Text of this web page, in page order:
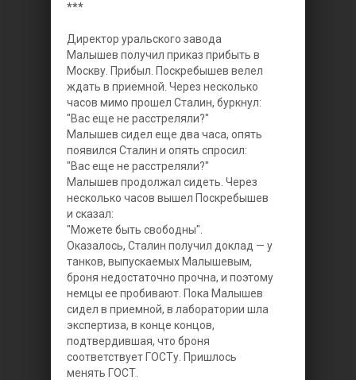
***
Директор уральского завода
Малышев получил приказ прибыть в
Москву. Прибыл. Поскребышев велел
ждать в приемной. Через несколько
часов мимо прошел Сталин, буркнул:
"Вас еще не расстреляли?"
Малышев сидел еще два часа, опять
появился Сталин и опять спросил:
"Вас еще не расстреляли?"
Малышев продолжал сидеть. Через
несколько часов вышел Поскребышев
и сказал:
"Можете быть свободны".
Оказалось, Сталин получил доклад — у
танков, выпускаемых Малышевым,
броня недостаточно прочна, и поэтому
немцы ее пробивают. Пока Малышев
сидел в приемной, в лаборатории шла
экспертиза, в конце концов,
подтвердившая, что броня
соответствует ГОСТу. Пришлось
менять ГОСТ.